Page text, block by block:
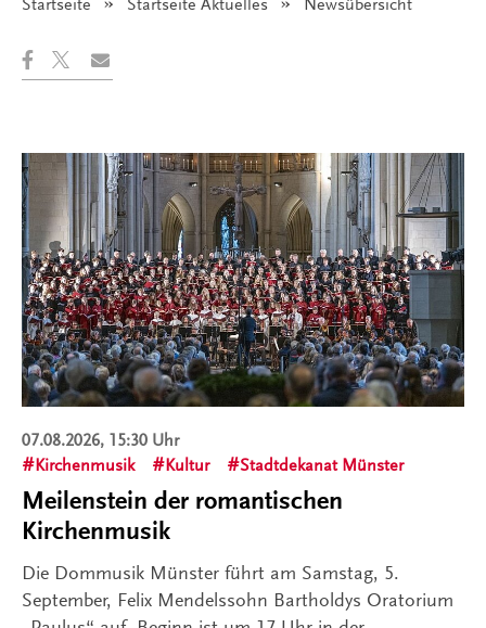
Startseite Startseite Aktuelles Angezeigt:
Newsübersicht
07.08.2026, 15:30 Uhr
Kirchenmusik
Kultur Stadtdekanat Münster
Meilenstein der romantischen
Kirchenmusik
Die Dommusik Münster führt am Samstag, 5.
September, Felix Mendelssohn Bartholdys Oratorium